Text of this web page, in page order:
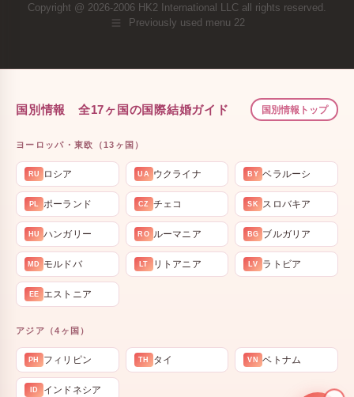
Copyright @ 2026-2006 HK2 International LLC all rights reserved.
Previously used menu 22
国別情報 全17ヶ国の国際結婚ガイド 国別情報トップ
ヨーロッパ・東欧（13ヶ国）
RU ロシア UA ウクライナ BY ベラルーシ
PL ポーランド CZ チェコ SK スロバキア
HU ハンガリー RO ルーマニア BG ブルガリア
MD モルドバ LT リトアニア LV ラトビア
EE エストニア
アジア（4ヶ国）
PH フィリピン TH タイ VN ベトナム
ID インドネシア